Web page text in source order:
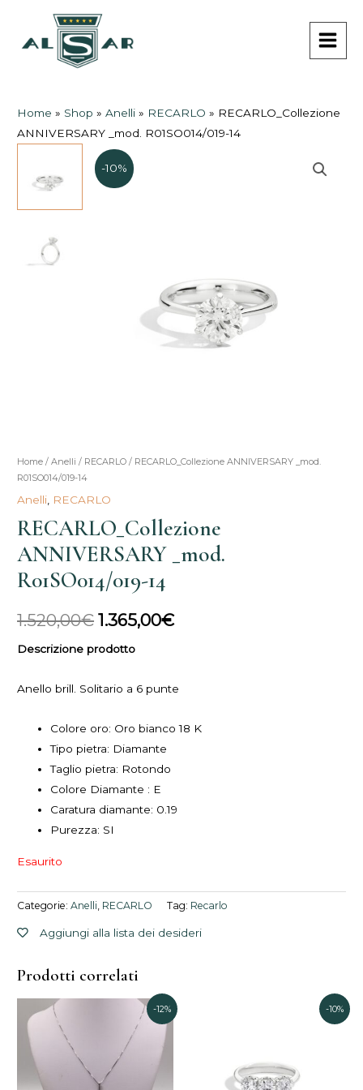
contenuto
Home » Shop »Anelli » RECARLO » RECARLO_Collezione
ANNIVERSARY _mod. R01SO014/019-14
-10%
Home /Anelli / RECARLO / RECARLO_Collezione ANNIVERSARY _mod.
R01SO014/019-14
Anelli RECARLO
RECARLO_Collezione
ANNIVERSARY _mod.
R01SO014/019-14
1.520,00€
Il
prezzo
originale
era:
1.520,00€.
1.365,00€
Il
attuale
è:
Descrizione prodotto
Anello brill. Solitario a 6 punte
Colore oro: Oro bianco 18 K
Tipo pietra: Diamante
Taglio pietra: Rotondo
Colore Diamante : E
Caratura diamante: 0.19
Purezza: SI
Esaurito
Categorie:Anelli RECARLO Tag: Recarlo
Aggiungi alla lista dei desideri
Prodotti correlati
-12%
originale
771,00€.
Il
prezzo
attuale
-10%
3.260,00€.
2.935,00€.